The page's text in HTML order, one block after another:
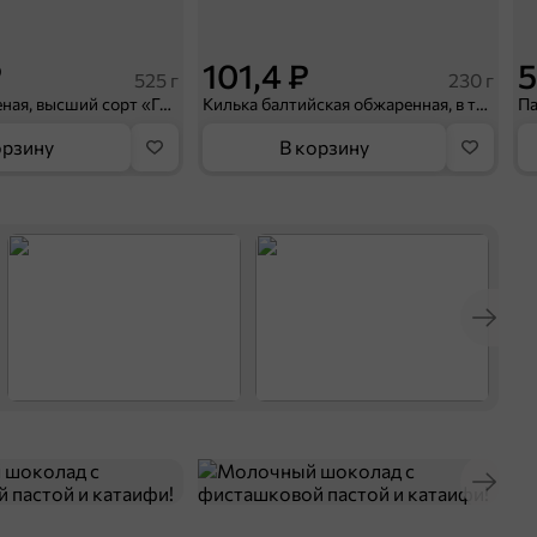
525 г
Говядина тушеная, высший сорт «Главпродукт», 525 г
101,4 ₽ 230 г
Килька балтийская обжаренная, в томатном соусе «Главпродукт», 230 г
В корзину